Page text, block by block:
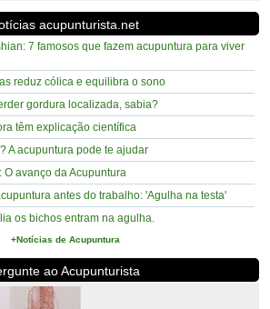
acupunturista.net
7 famosos que fazem acupuntura para viver
reduz cólica e equilibra o sono
gordura localizada, sabia?
têm explicação científica
A acupuntura pode te ajudar
O avanço da Acupuntura
antes do trabalho: 'Agulha na testa'
os bichos entram na agulha.
+Notícias de Acupuntura
ao Acupunturista